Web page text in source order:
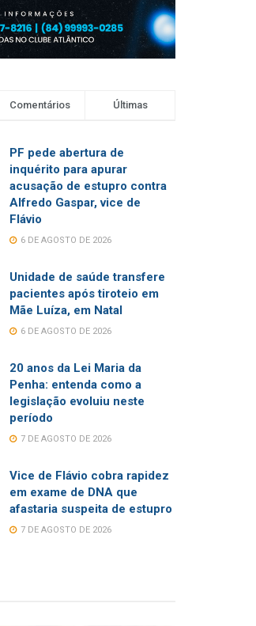
Comentários Últimas
PF pede abertura de
inquérito para apurar
acusação de estupro contra
Alfredo Gaspar, vice de
Flávio
6 DE AGOSTO DE 2026
Unidade de saúde transfere
pacientes após tiroteio em
Mãe Luíza, em Natal
6 DE AGOSTO DE 2026
20 anos da Lei Maria da
Penha: entenda como a
legislação evoluiu neste
período
7 DE AGOSTO DE 2026
Vice de Flávio cobra rapidez
em exame de DNA que
afastaria suspeita de estupro
7 DE AGOSTO DE 2026